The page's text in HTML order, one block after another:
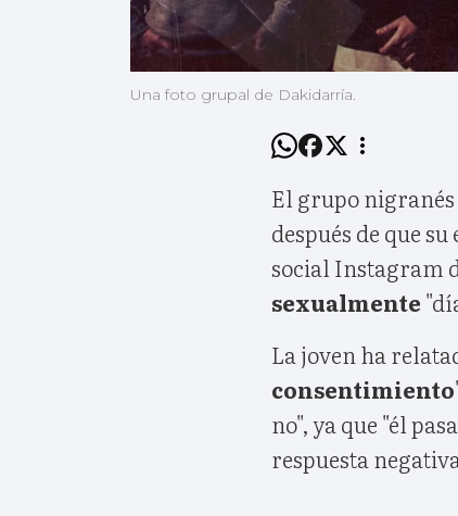
Una foto grupal de Dakidarría.
El grupo nigranés
después de que
social Instagram
sexualmente
La joven ha
consentimiento
no", ya que "él
respuesta